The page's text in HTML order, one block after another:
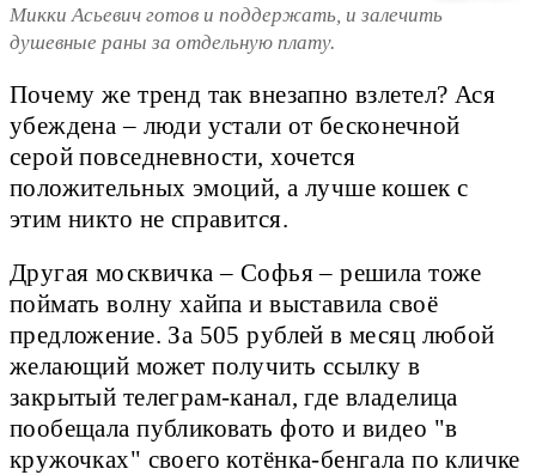
Микки Асьевич готов и поддержать, и залечить
душевные раны за отдельную плату.
Почему же тренд так внезапно взлетел? Ася
убеждена – люди устали от бесконечной
серой повседневности, хочется
положительных эмоций, а лучше кошек с
этим никто не справится.
Другая москвичка – Софья – решила тоже
поймать волну хайпа и выставила своё
предложение. За 505 рублей в месяц любой
желающий может получить ссылку в
закрытый телеграм-канал, где владелица
пообещала публиковать фото и видео "в
кружочках" своего котёнка-бенгала по кличке